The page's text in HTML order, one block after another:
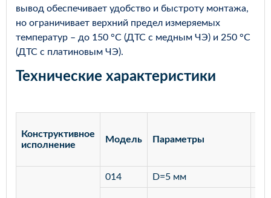
вывод обеспечивает удобство и быстроту монтажа,
но ограничивает верхний предел измеряемых
температур – до 150 °С (ДТС с медным ЧЭ) и 250 °С
(ДТС с платиновым ЧЭ).
Технические характеристики
Конструктивное
исполнение
Модель Параметры
014 D=5 мм